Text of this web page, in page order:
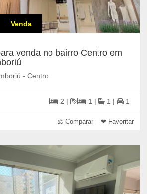
Venda
venda no bairro Centro em
- Centro
2 | 1 | 1 | 1
⚖ Comparar ❤ Favoritar